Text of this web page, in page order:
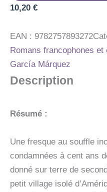
DE
NOUVELLE
EDITION
10,20 €
EAN : 9782757893272
Romans francophones et
García Márquez
Description
Résumé :
Une fresque au souffle
condamnées à cent ans
donné sur terre de
petit village isolé